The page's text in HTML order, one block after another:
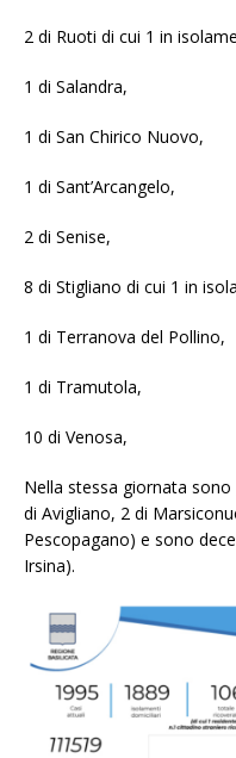
2 di Ruoti di cui 1 in
1 di Salandra,
1 di San Chirico Nuovo,
1 di Sant’Arcangelo,
2 di Senise,
8 di Stigliano di cui 1 in
1 di Terranova del Pollino,
1 di Tramutola,
10 di Venosa,
Nella stessa giornata
di Avigliano, 2 di
Pescopagano) e sono
Irsina).